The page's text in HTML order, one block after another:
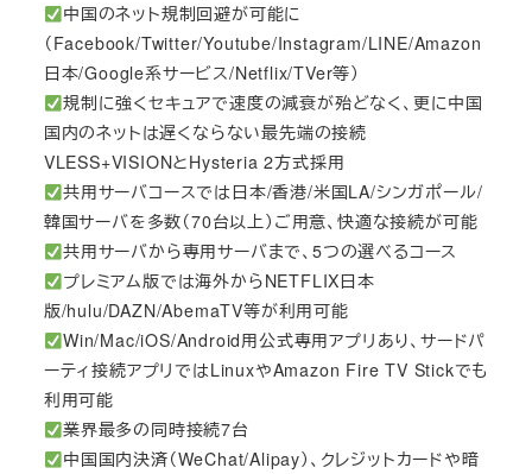
中国のネット規制回避が可能に
（Facebook/Twitter/Youtube/Instagram/LINE/Amazon
日本/Google系サービス/Netflix/TVer等）
規制に強くセキュアで速度の減衰が殆どなく、更に中国
国内のネットは遅くならない最先端の接続
VLESS+VISIONとHysteria 2方式採用
共用サーバコースでは日本/香港/米国LA/シンガポール/
韓国サーバを多数（70台以上）ご用意、快適な接続が可能
共用サーバから専用サーバまで、5つの選べるコース
プレミアム版では海外からNETFLIX日本
版/hulu/DAZN/AbemaTV等が利用可能
Win/Mac/iOS/Android用公式専用アプリあり、サードパ
ーティ接続アプリではLinuxやAmazon Fire TV Stickでも
利用可能
業界最多の同時接続7台
中国国内決済（WeChat/Alipay）、クレジットカードや暗